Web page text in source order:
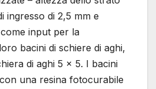
ingresso di 2,5 mm e
input per la
bacini di schiere di aghi,
di aghi 5 × 5. I bacini
una resina fotocurabile